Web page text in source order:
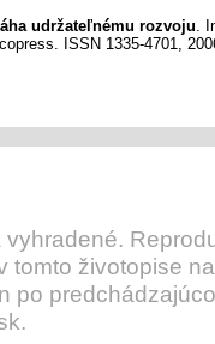
udržateľnému rozvoju.
ISSN 1335-4701,
tomto životopise
po